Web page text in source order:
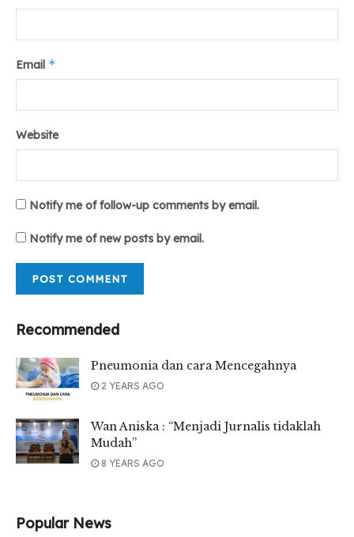
Email *
Website
Notify me of follow-up comments by email.
Notify me of new posts by email.
Recommended
Pneumonia dan cara Mencegahnya
2 YEARS AGO
Wan Aniska : “Menjadi Jurnalis tidaklah
Mudah”
8 YEARS AGO
Popular News